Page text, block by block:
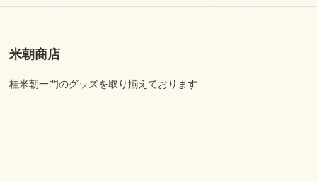
米朝商店
桂米朝一門のグッズを取り揃えております